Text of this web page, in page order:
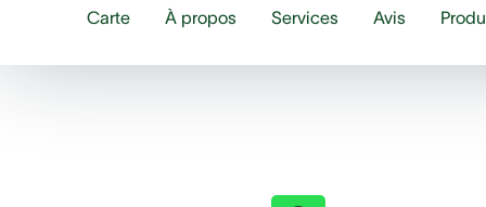
Carte À propos Services Avis